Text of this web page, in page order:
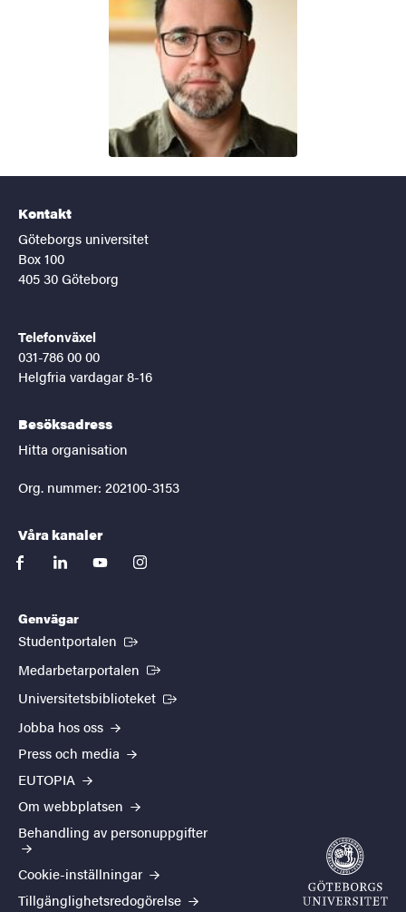
Kontakt
Göteborgs universitet
Box 100
405 30 Göteborg
Telefonväxel
031-786 00 00
Helgfria vardagar 8-16
Besöksadress
Hitta organisation
Org. nummer: 202100-3153
Våra kanaler
facebooklinkedinyoutubeinstagram
Genvägar
Studentportalen (Extern länk)
Medarbetarportalen (Extern länk)
Universitetsbiblioteket (Extern länk)
Jobba hos oss
Press och media
EUTOPIA
Om webbplatsen
Behandling av personuppgifter
Cookie-inställningar
Tillgänglighetsredogörelse